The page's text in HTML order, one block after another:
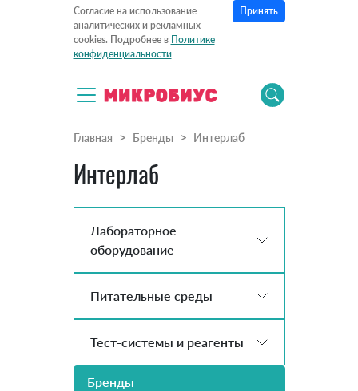
Согласие на использование
аналитических и рекламных
cookies. Подробнее в Политике
конфиденциальности
Принять
Главная Бренды Интерлаб
Интерлаб
Лабораторное
оборудование
Питательные среды
Тест-системы и реагенты
Бренды